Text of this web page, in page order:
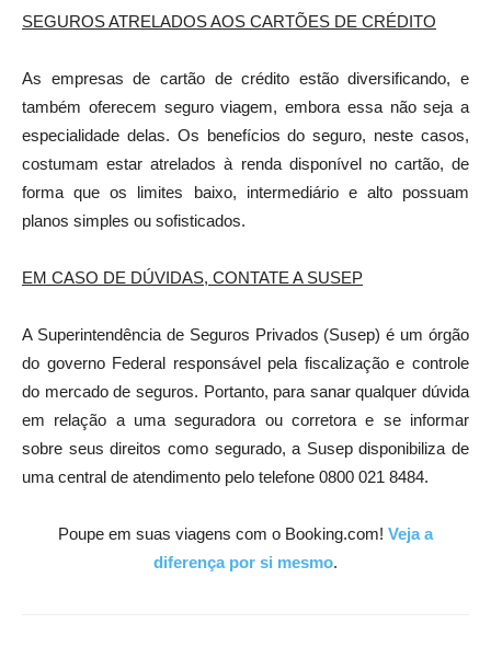
SEGUROS ATRELADOS AOS CARTÕES DE CRÉDITO
As empresas de cartão de crédito estão diversificando, e
também oferecem seguro viagem, embora essa não seja a
especialidade delas. Os benefícios do seguro, neste casos,
costumam estar atrelados à renda disponível no cartão, de
forma que os limites baixo, intermediário e alto possuam
planos simples ou sofisticados.
EM CASO DE DÚVIDAS, CONTATE A SUSEP
A Superintendência de Seguros Privados (Susep) é um órgão
do governo Federal responsável pela fiscalização e controle
do mercado de seguros. Portanto, para sanar qualquer dúvida
em relação a uma seguradora ou corretora e se informar
sobre seus direitos como segurado, a Susep disponibiliza de
uma central de atendimento pelo telefone 0800 021 8484.
Poupe em suas viagens com o Booking.com! Veja a
diferença por si mesmo.